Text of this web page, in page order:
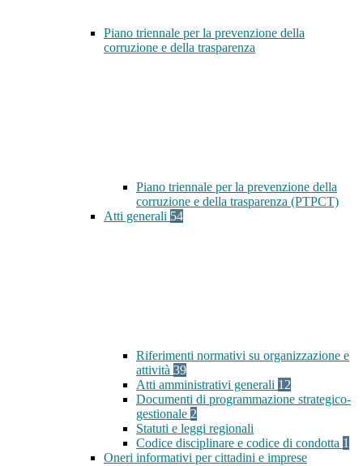
Piano triennale per la prevenzione della
corruzione e della trasparenza
Piano triennale per la prevenzione della
corruzione e della trasparenza (PTPCT)
Atti generali 54
Riferimenti normativi su organizzazione e
attività 39
Atti amministrativi generali 12
Documenti di programmazione strategico-
gestionale 2
Statuti e leggi regionali
Codice disciplinare e codice di condotta 1
Oneri informativi per cittadini e imprese